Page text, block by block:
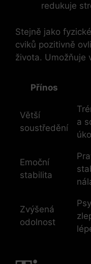
redukuje​
Stejně jako⁤
cviků​ pozitivně
života. ​Umožňuje
Přínos
Větší
soustředění
a
Emoční
stabilita
Zvýšená
odolnost